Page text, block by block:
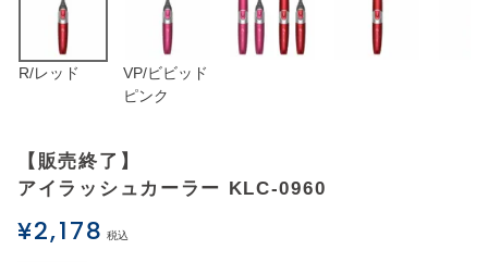
お問い合わせ
R/レッド
VP/ビビッド
ピンク
【販売終了】
アイラッシュカーラー KLC-0960
¥2,178 税込